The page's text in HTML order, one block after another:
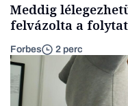
Meddig
felvázolta a
Forbes 2 perc